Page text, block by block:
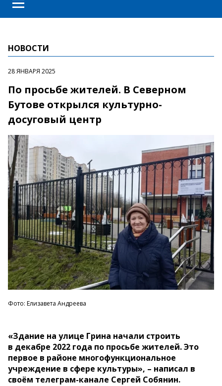
НОВОСТИ
28 ЯНВАРЯ 2025
По просьбе жителей. В Северном
Бутове открылся культурно-
досуговый центр
Фото: Елизавета Андреева
«Здание на улице Грина начали строить
в декабре 2022 года по просьбе жителей. Это
первое в районе многофункциональное
учреждение в сфере культуры», – написал в
своём телеграм-канале Сергей Собянин.